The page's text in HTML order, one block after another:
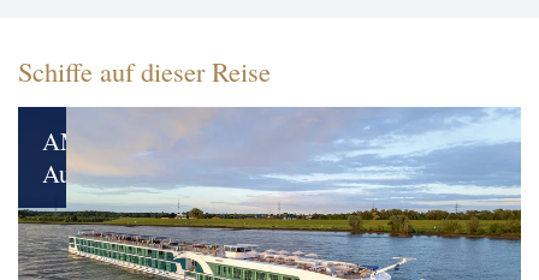
Schiffe auf dieser Reise
AMADEUS
Aurea
Luxus